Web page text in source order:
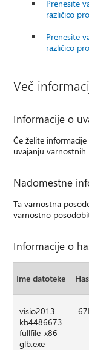
Prenesite
različico
Prenesite
različico
Več
Informacije o
Če želite
uvajanju varnostnih
Nadomestne
Ta varnostna
varnostno
Informacije o
Ime datoteke
visio2013-
kb4486673-
fullfile-x86-
glb.exe